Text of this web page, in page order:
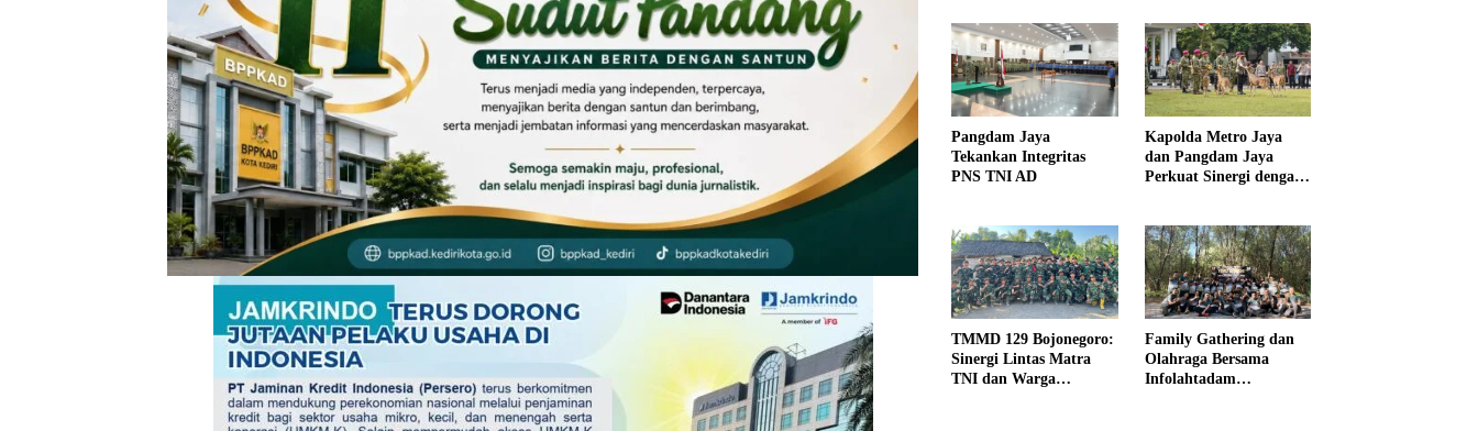
Pangdam Jaya
Tekankan Integritas
PNS TNI AD
Kapolda Metro Jaya
dan Pangdam Jaya
Perkuat Sinergi dengan
TMMD 129 Bojonegoro:
Sinergi Lintas Matra
TNI dan Warga
Family Gathering dan
Olahraga Bersama
Infolahtadam